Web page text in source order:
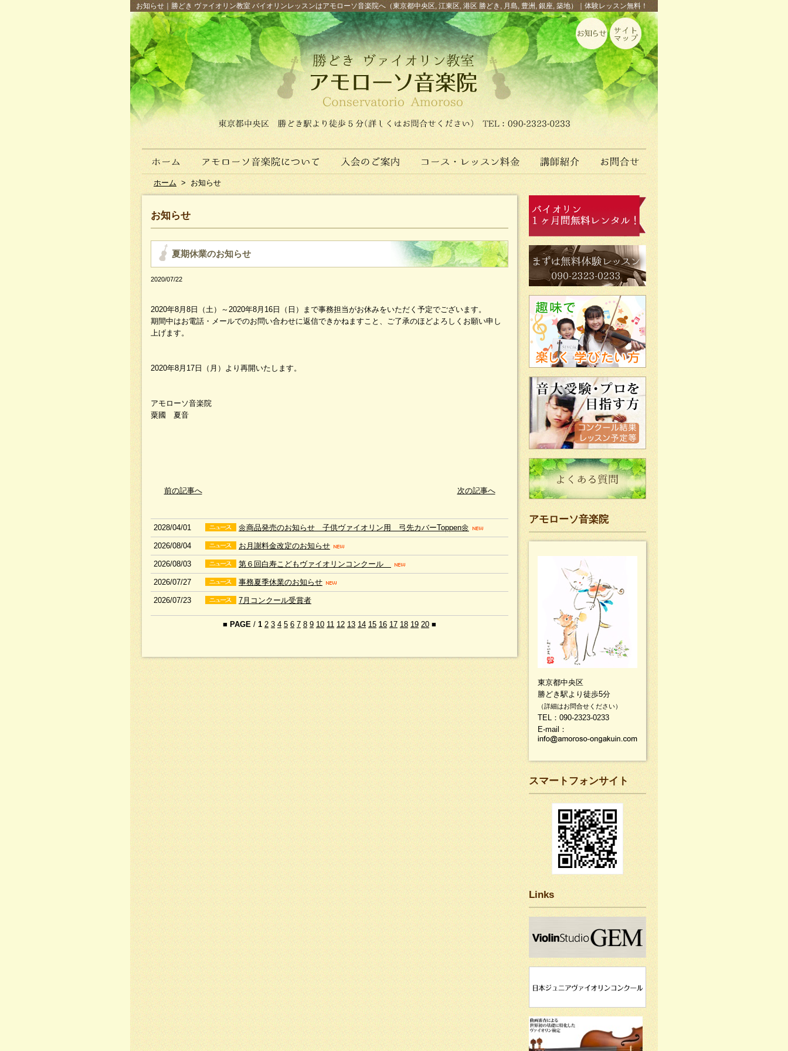
お知らせ｜勝どき ヴァイオリン教室 バイオリンレッスンはアモローソ音楽院へ（東京都中央区, 江東区, 港区 勝どき, 月島, 豊洲, 銀座, 築地）｜体験レッスン無料！
ホーム > お知らせ
お知らせ
夏期休業のお知らせ
2020/07/22
2020年8月8日（土）～2020年8月16日（日）まで事務担当がお休みをいただく予定でございます。
期間中はお電話・メールでのお問い合わせに返信できかねますこと、ご了承のほどよろしくお願い申し
上げます。
2020年8月17日（月）より再開いたします。
アモローソ音楽院
粟國 夏音
前の記事へ 次の記事へ
2028/04/01 🌼商品発売のお知らせ 子供ヴァイオリン用 弓先カバーToppen🌼
2026/08/04 お月謝料金改定のお知らせ
2026/08/03 第６回白寿こどもヴァイオリンコンクール
2026/07/27 事務夏季休業のお知らせ
2026/07/23 7月コンクール受賞者
■ PAGE / 1 2 3 4 5 6 7 8 9 10 11 12 13 14 15 16 17 18 19 20 ■
アモローソ音楽院
東京都中央区
勝どき駅より徒歩5分
（詳細はお問合せください）
TEL：090-2323-0233
E-mail：
スマートフォンサイト
Links